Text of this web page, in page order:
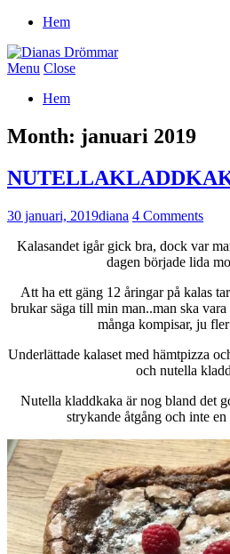
Hem
Menu Close
Hem
Month: januari 2019
30 januari, 2019diana 4 Comments
Kalasandet igår gick bra, dock var
dagen började lida
Att ha ett gäng 12 åringar på kalas
brukar säga till min man..man ska
många kompisar, ju
Underlättade kalaset med hämtpizza
och nutella
Nutella kladdkaka är nog bland det
strykande åtgång och inte